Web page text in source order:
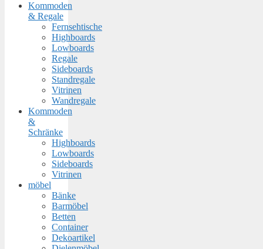
Kommoden
& Regale
Fernsehtische
Highboards
Lowboards
Regale
Sideboards
Standregale
Vitrinen
Wandregale
Kommoden
&
Schränke
Highboards
Lowboards
Sideboards
Vitrinen
möbel
Bänke
Barmöbel
Betten
Container
Dekoartikel